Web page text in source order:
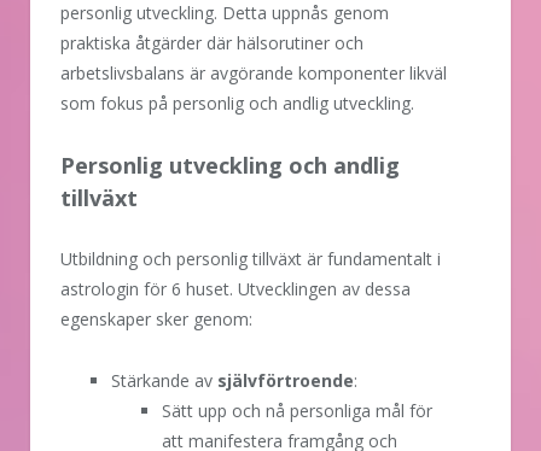
personlig utveckling. Detta uppnås genom
praktiska åtgärder där hälsorutiner och
arbetslivsbalans är avgörande komponenter likväl
som fokus på personlig och andlig utveckling.
Personlig utveckling och andlig
tillväxt
Utbildning och personlig tillväxt är fundamentalt i
astrologin för 6 huset. Utvecklingen av dessa
egenskaper sker genom:
Stärkande av självförtroende:
Sätt upp och nå personliga mål för
att manifestera framgång och